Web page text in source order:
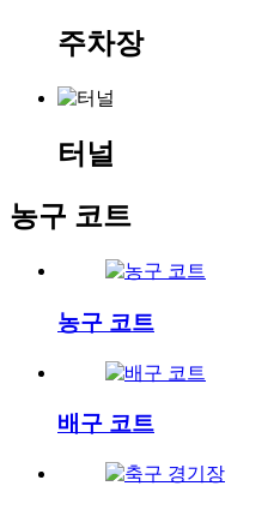
주차장
터널
농구 코트
농구 코트
배구 코트